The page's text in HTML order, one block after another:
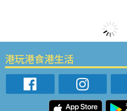
港玩港食港生活